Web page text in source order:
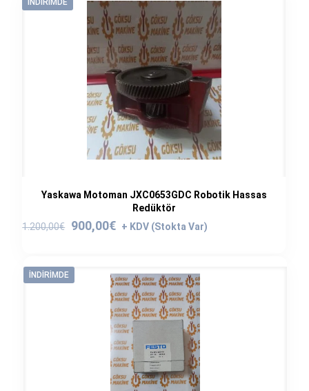
İNDIRIMDE
Yaskawa Motoman JXC0653GDC Robotik Hassas
Redüktör
1.200,00€ Orijinal
900,00€
İNDIRIMDE